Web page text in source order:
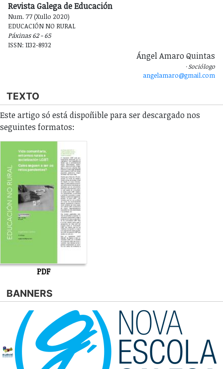
Revista Galega de Educación
Num. 77 (Xullo 2020)
EDUCACIÓN NO RURAL
Páxinas 62 - 65
ISSN: 1132-8932
Ángel Amaro Quintas
Sociólogo
angelamaro@gmail.com
TEXTO
Este artigo só está dispoñible para ser descargado nos
seguintes formatos:
PDF
BANNERS